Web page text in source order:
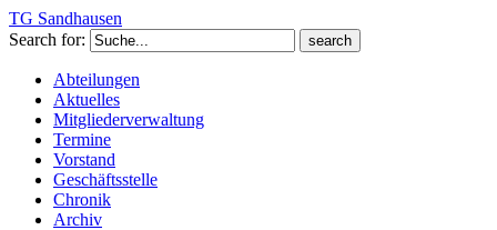
TG Sandhausen
Search for:
Abteilungen
Aktuelles
Mitgliederverwaltung
Termine
Vorstand
Geschäftsstelle
Chronik
Archiv